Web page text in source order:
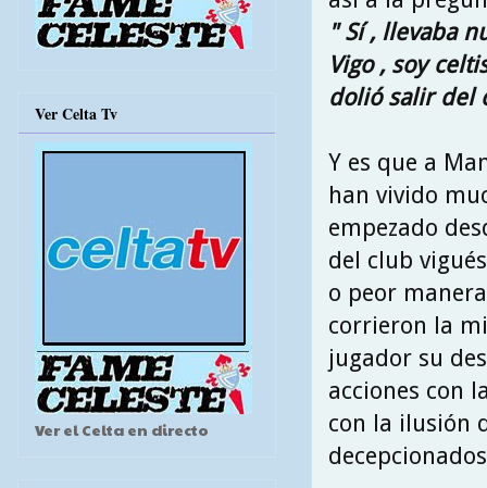
" Sí , llevaba
Vigo , soy
dolió salir del
Y es que a
han vivido
empezado
del club
o peor
corrieron la
jugador su
acciones con
con la ilusión
Ver Celta Tv
Ver el Celta en directo